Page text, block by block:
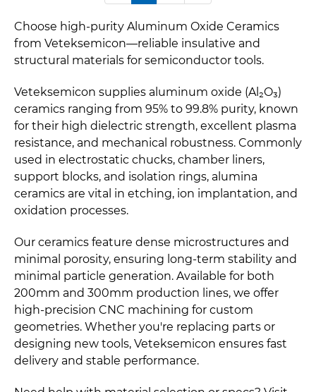
Choose high-purity Aluminum Oxide Ceramics
from Veteksemicon—reliable insulative and
structural materials for semiconductor tools.
Veteksemicon supplies aluminum oxide (Al₂O₃)
ceramics ranging from 95% to 99.8% purity, known
for their high dielectric strength, excellent plasma
resistance, and mechanical robustness. Commonly
used in electrostatic chucks, chamber liners,
support blocks, and isolation rings, alumina
ceramics are vital in etching, ion implantation, and
oxidation processes.
Our ceramics feature dense microstructures and
minimal porosity, ensuring long-term stability and
minimal particle generation. Available for both
200mm and 300mm production lines, we offer
high-precision CNC machining for custom
geometries. Whether you're replacing parts or
designing new tools, Veteksemicon ensures fast
delivery and stable performance.